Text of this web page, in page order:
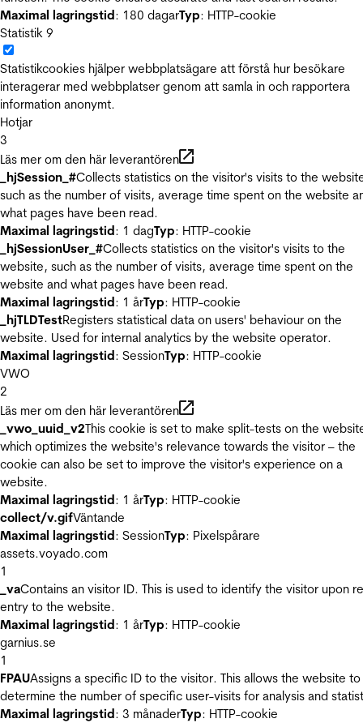
Maximal lagringstid: 180 dagarTyp: HTTP-cookie
Statistik 9
Statistikcookies hjälper webbplatsägare att förstå hur besökare
interagerar med webbplatser genom att samla in och rapportera
information anonymt.
Hotjar
3
Läs mer om den här leverantören
_hjSession_#Collects statistics on the visitor's visits to the
such as the number of visits, average time spent on the website
what pages have been read.
Maximal lagringstid: 1 dagTyp: HTTP-cookie
_hjSessionUser_#Collects statistics on the visitor's visits to the
website, such as the number of visits, average time spent on the
website and what pages have been read.
Maximal lagringstid: 1 årTyp: HTTP-cookie
_hjTLDTestRegisters statistical data on users' behaviour on the
website. Used for internal analytics by the website operator.
Maximal lagringstid: SessionTyp: HTTP-cookie
VWO
2
Läs mer om den här leverantören
_vwo_uuid_v2This cookie is set to make split-tests on the
which optimizes the website's relevance towards the visitor – the
cookie can also be set to improve the visitor's experience on a
website.
Maximal lagringstid: 1 årTyp: HTTP-cookie
collect/v.gifVäntande
Maximal lagringstid: SessionTyp: Pixelspårare
assets.voyado.com
1
_vaContains an visitor ID. This is used to identify the visitor upon
entry to the website.
Maximal lagringstid: 1 årTyp: HTTP-cookie
garnius.se
1
FPAUAssigns a specific ID to the visitor. This allows the website to
determine the number of specific user-visits for analysis and
Maximal lagringstid: 3 månaderTyp: HTTP-cookie